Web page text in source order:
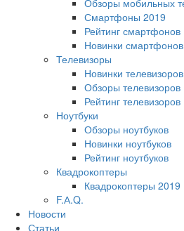
Обзоры мобильных
Смартфоны 2019
Рейтинг смартфонов
Новинки смартфонов
Телевизоры
Новинки телевизоров
Обзоры телевизоров
Рейтинг телевизоров
Ноутбуки
Обзоры ноутбуков
Новинки ноутбуков
Рейтинг ноутбуков
Квадрокоптеры
Квадрокоптеры 2019
F.А.Q.
Новости
Статьи